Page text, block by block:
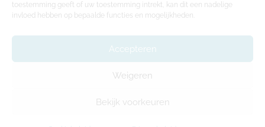
toestemming geeft of uw toestemming intrekt, kan dit een nadelige
invloed hebben op bepaalde functies en mogelijkheden.
Accepteren
Weigeren
Bekijk voorkeuren
+32 2 669 36 50
Productie-atelier en showroom
Rue de la Déportation 218, 1480 Tubeke